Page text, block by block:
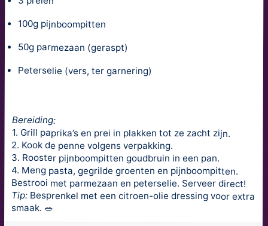
100g pijnboompitten
50g parmezaan (geraspt)
Peterselie (vers, ter garnering)
Bereiding:
1. Grill paprika’s en prei in plakken tot ze zacht zijn.
2. Kook de penne volgens verpakking.
3. Rooster pijnboompitten goudbruin in een pan.
4. Meng pasta, gegrilde groenten en pijnboompitten.
Bestrooi met parmezaan en peterselie. Serveer direct!
Tip: Besprenkel met een citroen-olie dressing voor extra
smaak. 🥗